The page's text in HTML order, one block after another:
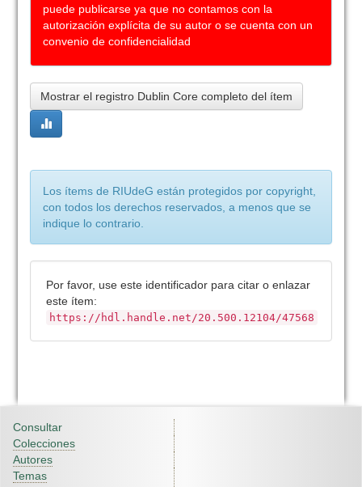
puede publicarse ya que no contamos con la
autorización explícita de su autor o se cuenta con un
convenio de confidencialidad
Mostrar el registro Dublin Core completo del ítem
Los ítems de RIUdeG están protegidos por copyright,
con todos los derechos reservados, a menos que se
indique lo contrario.
Por favor, use este identificador para citar o enlazar
este ítem:
https://hdl.handle.net/20.500.12104/47568
Consultar
Colecciones
Autores
Temas